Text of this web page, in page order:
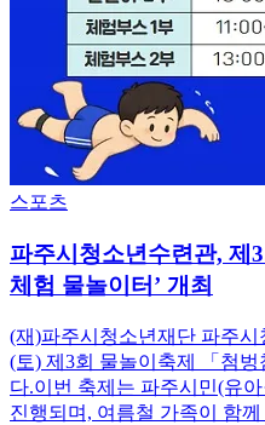
스포츠
파주시청소년수련관, 제
체험 물놀이터’ 개최
(재)파주시청소년재단 파주
(토) 제3회 물놀이축제 「첨
다.이번 축제는 파주시민(유
진행되며, 여름철 가족이 함